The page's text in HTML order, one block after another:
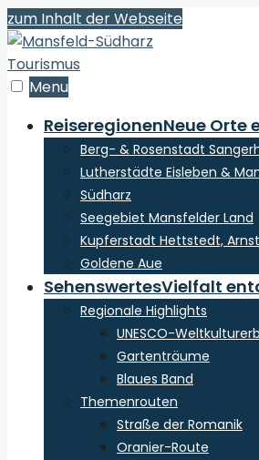
zum Inhalt der Webseite
Menu
ReiseregionenNeue Orte
Berg- & Rosenstadt
Lutherstädte Eisleben &
Südharz
Seegebiet Mansfelder Land
Kupferstadt Hettstedt,
Goldene Aue
SehenswertesVielfalt
Regionale Highlights
UNESCO-
Gartenträume
Blaues Band
Themenrouten
Straße der Romanik
Oranier-Route